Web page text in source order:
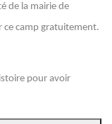
de la mairie de
ce camp gratuitement.
pour avoir